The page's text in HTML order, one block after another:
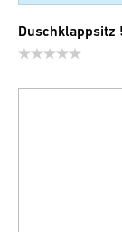
Duschklappsitz